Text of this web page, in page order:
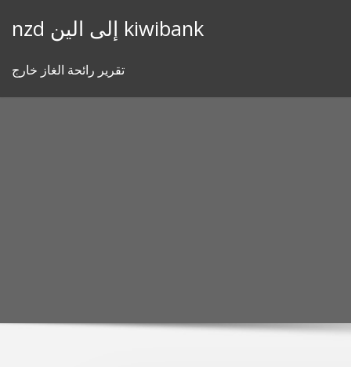
nzd إلى الين kiwibank
تقرير رائحة الغاز خارج